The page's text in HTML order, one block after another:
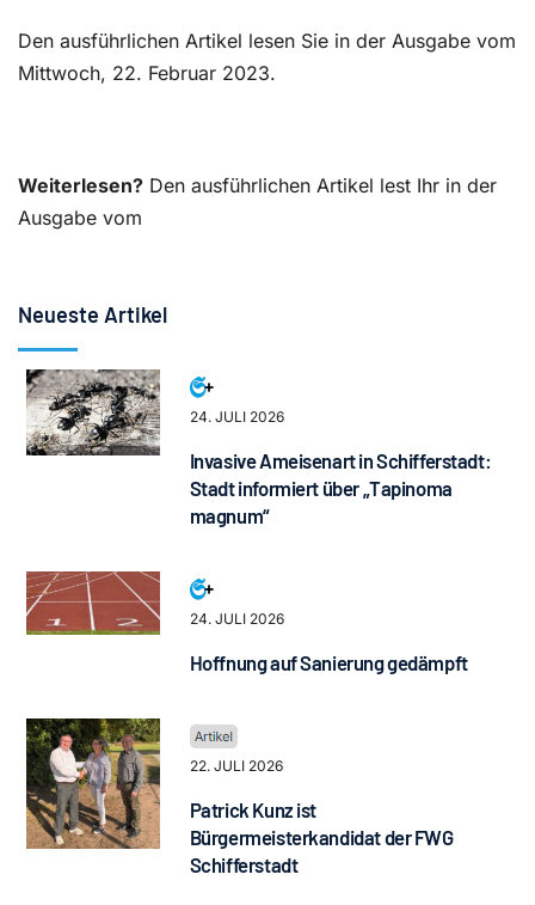
Den ausführlichen Artikel lesen Sie in der Ausgabe vom
Mittwoch, 22. Februar 2023.
Weiterlesen? Den ausführlichen Artikel lest Ihr in der
Ausgabe vom
Neueste Artikel
24. JULI 2026
Invasive Ameisenart in Schifferstadt:
Stadt informiert über „Tapinoma
magnum“
24. JULI 2026
Hoffnung auf Sanierung gedämpft
22. JULI 2026
Patrick Kunz ist
Bürgermeisterkandidat der FWG
Schifferstadt